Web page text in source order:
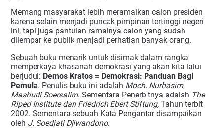
Memang masyarakat lebih meramaikan calon presiden
karena selain menjadi puncak pimpinan tertinggi negeri
ini, tapi juga pantulan ramainya calon yang sudah
dilempar ke publik menjadi perhatian banyak orang.
Sebuah buku menarik untuk disimak dalam rangka
memperkaya khasanah demokrasi yang akan kita lalui
berjudul: Demos Kratos = Demokrasi: Panduan Bagi
Pemula. Penulis buku ini adalah Moch. Nurhasim,
Mashudi Soersalim. Sementara Penerbitnya adalah The
Riped Institute dan Friedrich Ebert Stiftung, Tahun terbit
2002. Sementara sebuah Kata Pengantar disampaikan
oleh J. Soedjati Djiwandono.